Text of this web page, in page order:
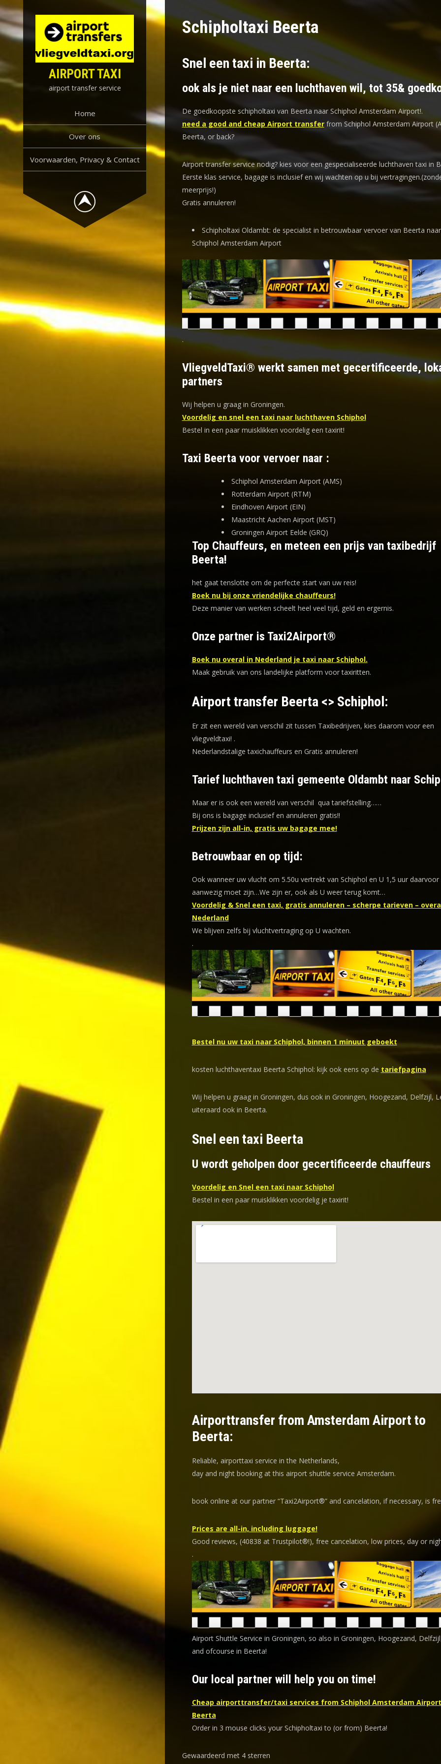
Skip
to
content
AIRPORT TAXI
airport transfer service
Home
Over ons
Voorwaarden, Privacy & Contact
Schipholtaxi Beerta
Snel een taxi in Beerta:
ook als je niet naar een luchthaven wil, tot 35&
De goedkoopste schipholtaxi van Beerta naar Schiphol Amsterdam Airport!.
need a good and cheap Airport transferfrom Schiphol Amsterdam Airport
Beerta, or back?
Airport transfer service nodig? kies voor een gespecialiseerde luchthaven taxi in
Eerste klas service, bagage is inclusief en wij wachten op u bij
meerprijs!)
Gratis annuleren!
Schipholtaxi Oldambt: de specialist in betrouwbaar vervoer van Beerta naar
Schiphol Amsterdam Airport
.
VliegveldTaxi® werkt samen met gecertificeerde,
partners
Wij helpen u graag in Groningen.
Voordelig en snel een taxi naar luchthaven Schiphol
Bestel in een paar muisklikken voordelig een taxirit!
Taxi Beerta voor vervoer naar :
Schiphol Amsterdam Airport (AMS)
Rotterdam Airport (RTM)
Eindhoven Airport (EIN)
Maastricht Aachen Airport (MST)
Groningen Airport Eelde (GRQ)
Top Chauffeurs, en meteen een prijs van taxibedrijf
Beerta!
het gaat tenslotte om de perfecte start van uw reis!
Boek nu bij onze vriendelijke chauffeurs!
Deze manier van werken scheelt heel veel tijd, geld en ergernis.
Onze partner is Taxi2Airport®
Boek nu overal in Nederland je taxi naar Schiphol.
Maak gebruik van ons landelijke platform voor taxiritten.
Airport transfer Beerta <> Schiphol:
Er zit een wereld van verschil zit tussen Taxibedrijven, kies daarom voor een
vliegveldtaxi! .
Nederlandstalige taxichauffeurs en Gratis annuleren!
Tarief luchthaven taxi gemeente Oldambt naar
Maar er is ook een wereld van verschil qua tariefstelling……
Bij ons is bagage inclusief en annuleren gratis!!
Prijzen zijn all-in, gratis uw bagage mee!
Betrouwbaar en op tijd:
Ook wanneer uw vlucht om 5.50u vertrekt van Schiphol en U 1,5 uur daarvoor
aanwezig moet zijn…We zijn er, ook als U weer terug komt…
Voordelig & Snel een taxi, gratis annuleren – scherpe tarieven –
Nederland
We blijven zelfs bij vluchtvertraging op U wachten.
.
Bestel nu uw taxi naar Schiphol, binnen 1 minuut geboekt
kosten luchthaventaxi Beerta Schiphol: kijk ook eens op de tariefpagina
Wij helpen u graag in Groningen, dus ook in Groningen, Hoogezand, Delfzijl,
uiteraard ook in Beerta.
Snel een taxi Beerta
U wordt geholpen door gecertificeerde chauffeurs
Voordelig en Snel een taxi naar Schiphol
Bestel in een paar muisklikken voordelig je taxirit!
Airporttransfer from Amsterdam Airport to
Beerta:
Reliable, airporttaxi service in the Netherlands,
day and night booking at this airport shuttle service Amsterdam.
book online at our partner “Taxi2Airport®” and cancelation, if necessary, is
Prices are all-in, including luggage!
Good reviews, (40838 at Trustpilot®!), free cancelation, low prices, day or
.
Airport Shuttle Service in Groningen, so also in Groningen, Hoogezand,
and ofcourse in Beerta!
Our local partner will help you on time!
Cheap airporttransfer/taxi services from Schiphol Amsterdam
Beerta
Order in 3 mouse clicks your Schipholtaxi to (or from) Beerta!
Gewaardeerd met 4 sterren